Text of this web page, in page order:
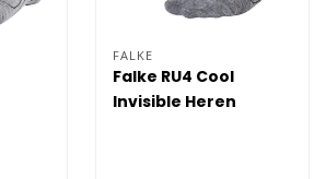
FALKE
Falke RU4 Cool
Invisible Heren